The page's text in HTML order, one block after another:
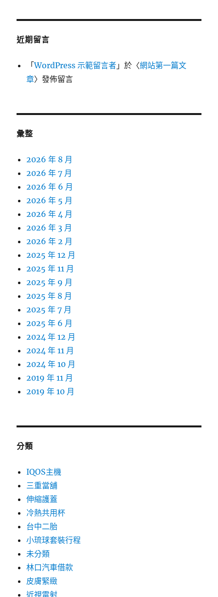
近期留言
「WordPress 示範留言者 」於〈網站第一篇文
章〉發佈留言
彙整
2026 年 8 月
2026 年 7 月
2026 年 6 月
2026 年 5 月
2026 年 4 月
2026 年 3 月
2026 年 2 月
2025 年 12 月
2025 年 11 月
2025 年 9 月
2025 年 8 月
2025 年 7 月
2025 年 6 月
2024 年 12 月
2024 年 11 月
2024 年 10 月
2019 年 11 月
2019 年 10 月
分類
IQOS主機
三重當舖
伸縮護蓋
冷熱共用杯
台中二胎
小琉球套裝行程
未分類
林口汽車借款
皮膚緊緻
近視雷射